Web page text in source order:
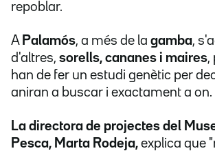
repoblar.
A Palamós, a més de la gamba,
d'altres, sorells, cananes i maires,
han de fer un estudi genètic per
aniran a buscar i exactament a on.
La directora de projectes del
Pesca, Marta Rodeja, explica que